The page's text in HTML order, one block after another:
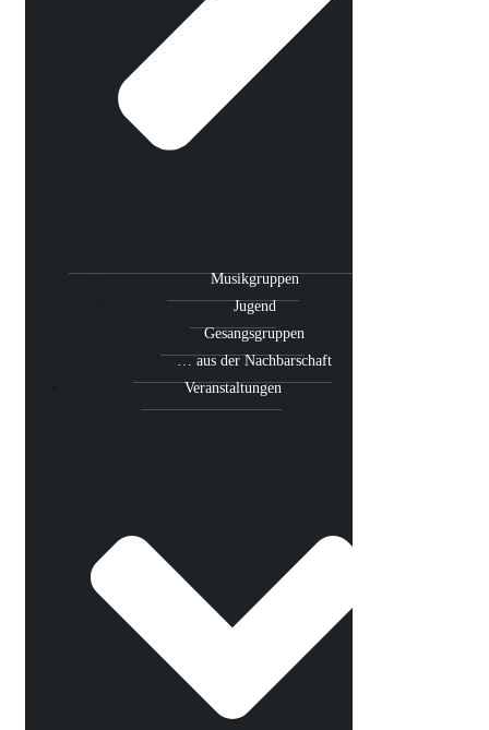
Musikgruppen
Jugend
Gesangsgruppen
… aus der Nachbarschaft
Veranstaltungen